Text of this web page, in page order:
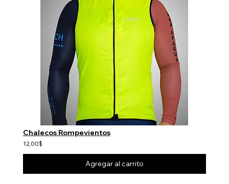
Chalecos Rompevientos
12,00$
Agregar al carrito